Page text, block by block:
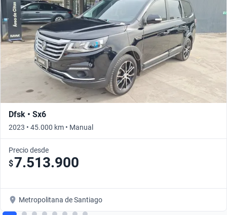
Dfsk • Sx6
2023 • 45.000 km • Manual
Precio desde
$7.513.900
Metropolitana de Santiago